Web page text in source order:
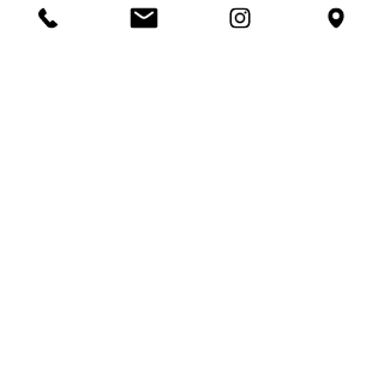
1. Fundamentos da linguagem visual;